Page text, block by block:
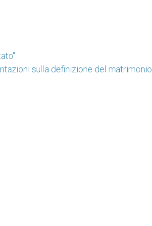
sulla definizione del matrimonio